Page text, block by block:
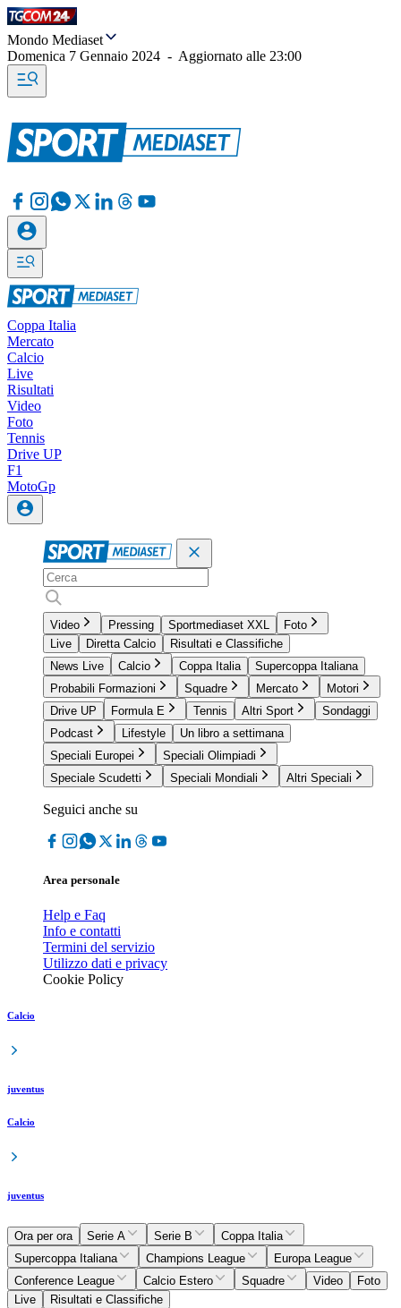
Mondo Mediaset
Domenica 7 Gennaio 2024 - Aggiornato alle 23:00
Coppa Italia
Mercato
Calcio
Live
Risultati
Video
Foto
Tennis
Drive UP
F1
MotoGp
Video Pressing Sportmediaset XXL
Foto
Live
Diretta Calcio
Risultati e Classifiche
News Live
Calcio Coppa Italia
Supercoppa Italiana
Probabili Formazioni
Squadre Mercato
Motori
Drive UP
Formula E Tennis Altri Sport
Sondaggi
Podcast
Lifestyle
Un libro a settimana
Speciali Europei
Speciali Olimpiadi
Speciale Scudetti
Speciali Mondiali Altri Speciali
Seguici anche su
Area personale
Help e Faq
Info e contatti
Termini del servizio
Utilizzo dati e privacy
Cookie Policy
Calcio
juventus
Calcio
juventus
Ora per ora Serie A Serie B
Coppa Italia
Supercoppa Italiana
Champions League
Europa League
Conference League
Calcio Estero Squadre Video
Foto
Live
Risultati e Classifiche